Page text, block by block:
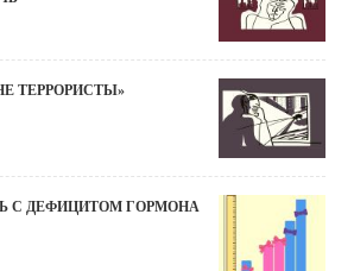
ТЕРРОРИСТЫ»
С ДЕФИЦИТОМ ГОРМОНА